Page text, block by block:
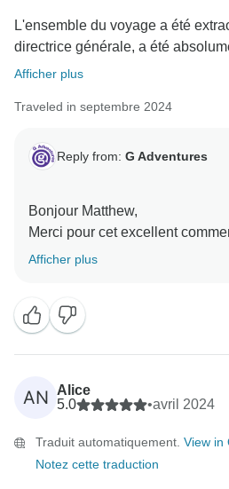
L'ensemble du voyage a été
directrice générale, a été
Afficher plus
Traveled in septembre 2024
Reply from: G Adventures
Bonjour Matthew,
Merci pour cet excellent
ravis que vous ayez passé un
Afficher plus
AN
Alice
5.0
•avril 2024
Traduit automatiquement. View in
Notez cette traduction